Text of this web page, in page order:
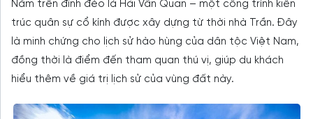
Nằm trên đỉnh đèo là Hải Vân Quan – một công trình kiến
trúc quân sự cổ kính được xây dựng từ thời nhà Trần. Đây
là minh chứng cho lịch sử hào hùng của dân tộc Việt Nam,
đồng thời là điểm đến tham quan thú vị, giúp du khách
hiểu thêm về giá trị lịch sử của vùng đất này.